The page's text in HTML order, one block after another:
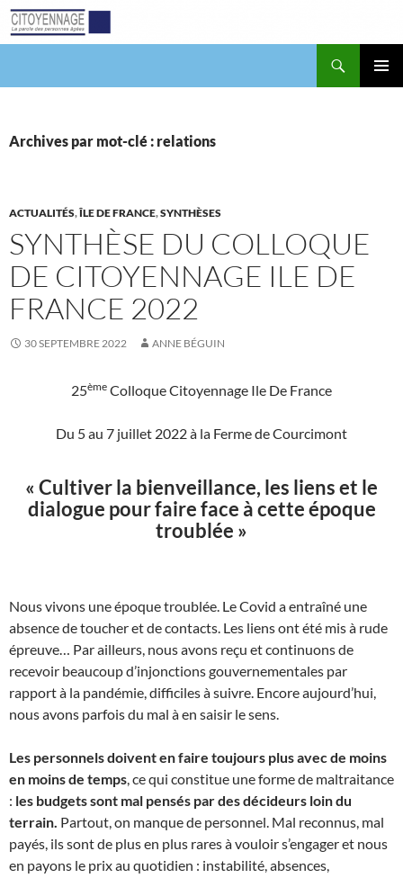
Aller
au
Archives par mot-clé : relations
ACTUALITÉS,ÎLE DE FRANCE,SYNTHÈSES
SYNTHÈSE DU COLLOQUE
DE CITOYENNAGE ILE DE
FRANCE 2022
30 SEPTEMBRE 2022 ANNE BÉGUIN
25ème Colloque Citoyennage Ile De France
Du 5 au 7 juillet 2022 à la Ferme de Courcimont
« Cultiver la bienveillance, les liens et le
dialogue pour faire face à cette époque
troublée »
Nous vivons une époque troublée. Le Covid a entraîné une
absence de toucher et de contacts. Les liens ont été mis à rude
épreuve… Par ailleurs, nous avons reçu et continuons de
recevoir beaucoup d’injonctions gouvernementales par
rapport à la pandémie, difficiles à suivre. Encore aujourd’hui,
nous avons parfois du mal à en saisir le sens.
Les personnels doivent en faire toujours plus avec de moins
en moins de temps, ce qui constitue une forme de maltraitance
: les budgets sont mal pensés par des décideurs loin du
terrain. Partout, on manque de personnel. Mal reconnus, mal
payés, ils sont de plus en plus rares à vouloir s’engager et nous
en payons le prix au quotidien : instabilité, absences,